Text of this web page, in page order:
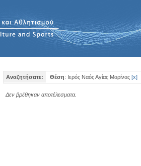
Αναζητήσατε: Θέση: Ιερός Ναός Αγίας Μαρίνας [x]
Δεν βρέθηκαν αποτέλεσματα.